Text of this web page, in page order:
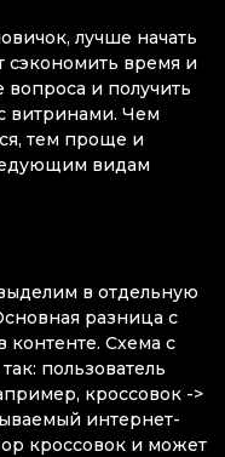
лучше начать
сэкономить время и
вопроса и получить
витринами. Чем
тем проще и
видам
в отдельную
разница с
Схема с
пользователь
кроссовок ->
интернет-
кроссовок и может